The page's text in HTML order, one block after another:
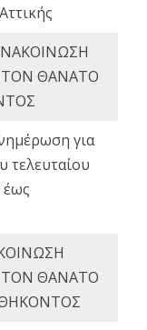
ΤΟΝ ΘΑΝΑΤΟ
για
τελευταίου
ΤΟΝ ΘΑΝΑΤΟ